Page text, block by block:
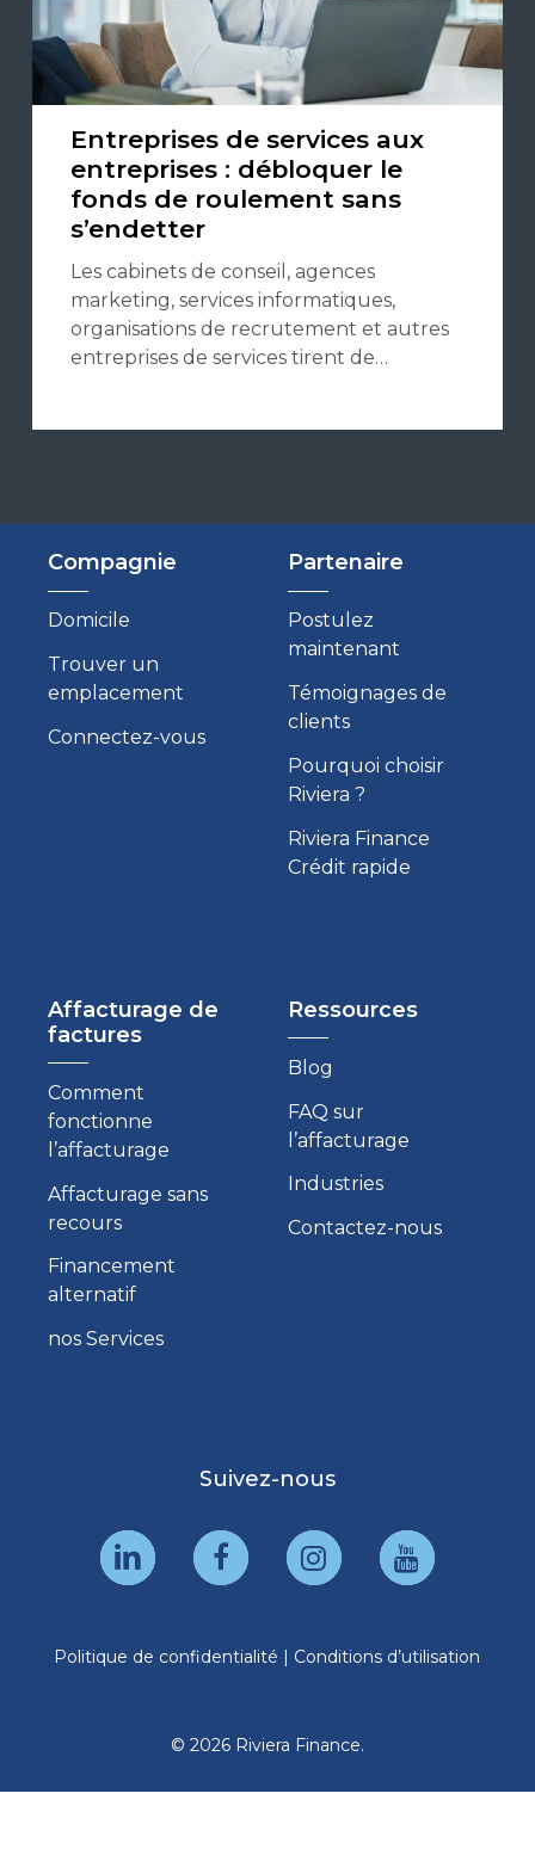
Entreprises de services aux
entreprises : débloquer le
fonds de roulement sans
s’endetter
Les cabinets de conseil, agences
marketing, services informatiques,
organisations de recrutement et autres
entreprises de services tirent de…
Compagnie
Domicile
Trouver un
emplacement
Connectez-vous
Partenaire
Postulez
maintenant
Témoignages de
clients
Pourquoi choisir
Riviera ?
Riviera Finance
Crédit rapide
Affacturage de
factures
Comment
fonctionne
l’affacturage
Affacturage sans
recours
Financement
alternatif
nos Services
Ressources
Blog
FAQ sur
l’affacturage
Industries
Contactez-nous
Suivez-nous
Politique de confidentialité | Conditions d’utilisation
© 2026 Riviera Finance.